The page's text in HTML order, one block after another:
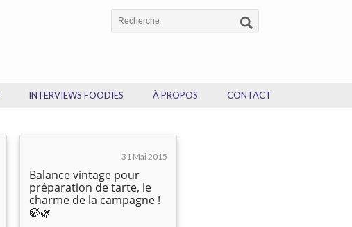
INTERVIEWS FOODIES À PROPOS CONTACT
31 Mai 2015
Balance vintage pour
préparation de tarte, le
charme de la campagne !
🍃🌿